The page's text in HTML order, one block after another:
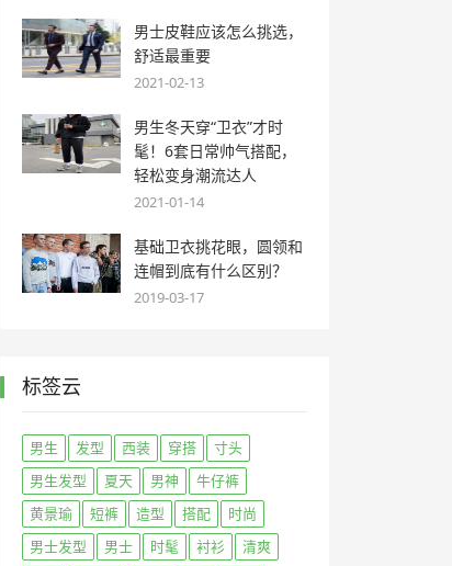
男士皮鞋应该怎么挑选，
舒适最重要
2021-02-13
男生冬天穿“卫衣”才时
髦！6套日常帅气搭配，
轻松变身潮流达人
2021-01-14
基础卫衣挑花眼，圆领和
连帽到底有什么区别？
2019-03-17
标签云
男生 发型 西装 穿搭
寸头
男生发型
夏天 男神
牛仔裤
黄景瑜
短裤 造型 搭配
时尚
男士发型
男士 时髦 衬衫
清爽